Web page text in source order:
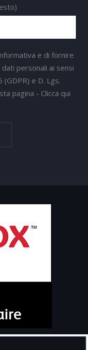
e di fornire
personali ai sensi
e D. Lgs.
pagina - Clicca qui